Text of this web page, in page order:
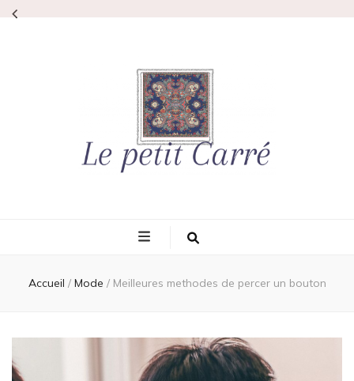
Accueil / Mode / Meilleures methodes de percer un bouton